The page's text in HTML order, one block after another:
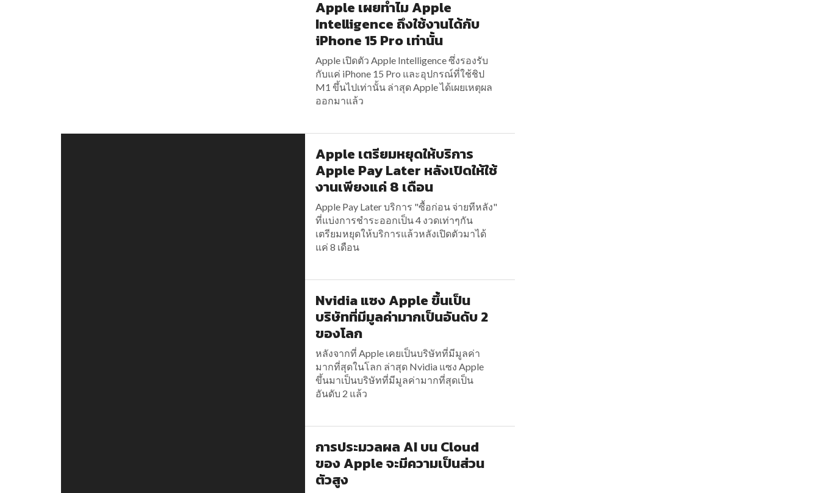
Apple เผยทำไม Apple
Intelligence ถึงใช้งานได้กับ
iPhone 15 Pro เท่านั้น
Apple เปิดตัว Apple Intelligence ซึ่งรองรับ
กับแค่ iPhone 15 Pro และอุปกรณ์ที่ใช้ชิป
M1 ขึ้นไปเท่านั้น ล่าสุด Apple ได้เผยเหตุผล
ออกมาแล้ว
Apple เตรียมหยุดให้บริการ
Apple Pay Later หลังเปิดให้ใช้
งานเพียงแค่ 8 เดือน
Apple Pay Later บริการ "ซื้อก่อน จ่ายทีหลัง"
ที่แบ่งการชำระออกเป็น 4 งวดเท่าๆกัน
เตรียมหยุดให้บริการแล้วหลังเปิดตัวมาได้
แค่ 8 เดือน
Nvidia แซง Apple ขึ้นเป็น
บริษัทที่มีมูลค่ามากเป็นอันดับ 2
ของโลก
หลังจากที่ Apple เคยเป็นบริษัทที่มีมูลค่า
มากที่สุดในโลก ล่าสุด Nvidia แซง Apple
ขึ้นมาเป็นบริษัทที่มีมูลค่ามากที่สุดเป็น
อันดับ 2 แล้ว
การประมวลผล AI บน Cloud
ของ Apple จะมีความเป็นส่วน
ตัวสูง